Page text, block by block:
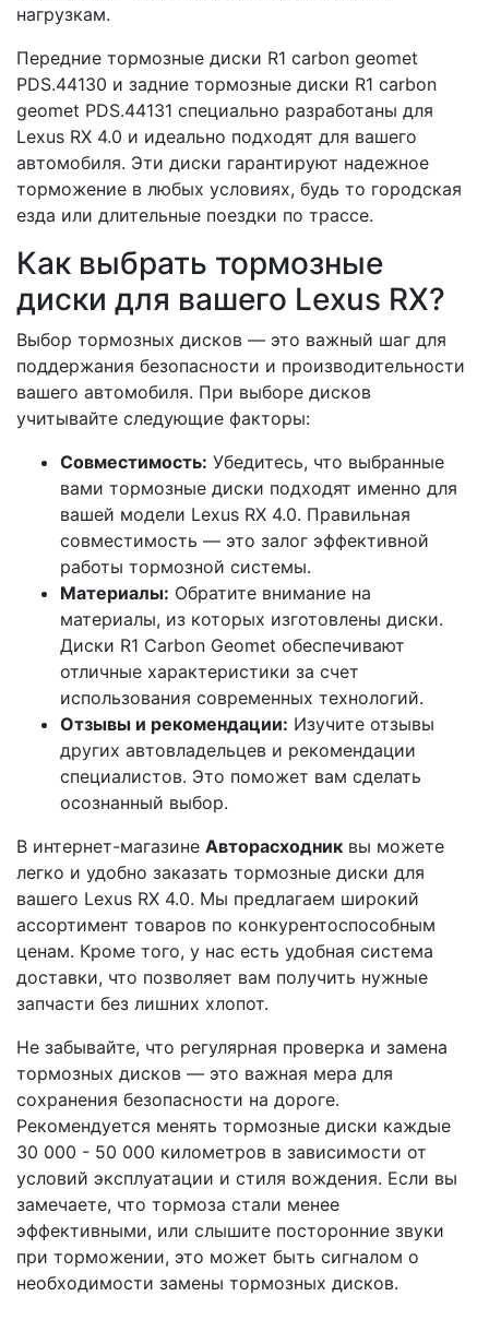
нагрузкам.
Передние тормозные диски R1 carbon geomet
PDS.44130 и задние тормозные диски R1 carbon
geomet PDS.44131 специально разработаны для
Lexus RX 4.0 и идеально подходят для вашего
автомобиля. Эти диски гарантируют надежное
торможение в любых условиях, будь то городская
езда или длительные поездки по трассе.
Как выбрать тормозные
диски для вашего Lexus RX?
Выбор тормозных дисков — это важный шаг для
поддержания безопасности и производительности
вашего автомобиля. При выборе дисков
учитывайте следующие факторы:
Совместимость: Убедитесь, что выбранные
вами тормозные диски подходят именно для
вашей модели Lexus RX 4.0. Правильная
совместимость — это залог эффективной
работы тормозной системы.
Материалы: Обратите внимание на
материалы, из которых изготовлены диски.
Диски R1 Carbon Geomet обеспечивают
отличные характеристики за счет
использования современных технологий.
Отзывы и рекомендации: Изучите отзывы
других автовладельцев и рекомендации
специалистов. Это поможет вам сделать
осознанный выбор.
В интернет-магазине Авторасходник вы можете
легко и удобно заказать тормозные диски для
вашего Lexus RX 4.0. Мы предлагаем широкий
ассортимент товаров по конкурентоспособным
ценам. Кроме того, у нас есть удобная система
доставки, что позволяет вам получить нужные
запчасти без лишних хлопот.
Не забывайте, что регулярная проверка и замена
тормозных дисков — это важная мера для
сохранения безопасности на дороге.
Рекомендуется менять тормозные диски каждые
30 000 - 50 000 километров в зависимости от
условий эксплуатации и стиля вождения. Если вы
замечаете, что тормоза стали менее
эффективными, или слышите посторонние звуки
при торможении, это может быть сигналом о
необходимости замены тормозных дисков.